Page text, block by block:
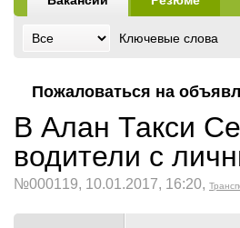
Ключевые слова
Пожаловаться на
В Алан Такси
водители с
№000119, 10.01.2017, 16:20,